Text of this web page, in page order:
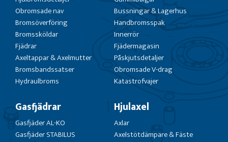
Obromsade nav
Bromsöverföring
Bromssköldar
Fjädrar
Axeltappar & Axelmutter
Bromsbandssatser
Hydraulbroms
Bussningar & Lagerhus
Handbromsspak
Innerrör
Fjädermagasin
Påskjutsdetaljer
Obromsade V-drag
Katastrofvajer
Gasfjädrar
Gasfjäder AL-KO
Gasfjäder STABILUS
Hjulaxel
Axlar
Axelstötdämpare & Fäste